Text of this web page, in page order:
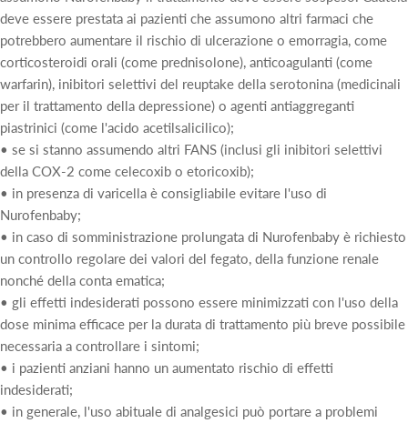
deve essere prestata ai pazienti che assumono altri farmaci che
potrebbero aumentare il rischio di ulcerazione o emorragia, come
corticosteroidi orali (come prednisolone), anticoagulanti (come
warfarin), inibitori selettivi del reuptake della serotonina (medicinali
per il trattamento della depressione) o agenti antiaggreganti
piastrinici (come l'acido acetilsalicilico);
• se si stanno assumendo altri FANS (inclusi gli inibitori selettivi
della COX-2 come celecoxib o etoricoxib);
• in presenza di varicella è consigliabile evitare l'uso di
Nurofenbaby;
• in caso di somministrazione prolungata di Nurofenbaby è richiesto
un controllo regolare dei valori del fegato, della funzione renale
nonché della conta ematica;
• gli effetti indesiderati possono essere minimizzati con l'uso della
dose minima efficace per la durata di trattamento più breve possibile
necessaria a controllare i sintomi;
• i pazienti anziani hanno un aumentato rischio di effetti
indesiderati;
• in generale, l'uso abituale di analgesici può portare a problemi